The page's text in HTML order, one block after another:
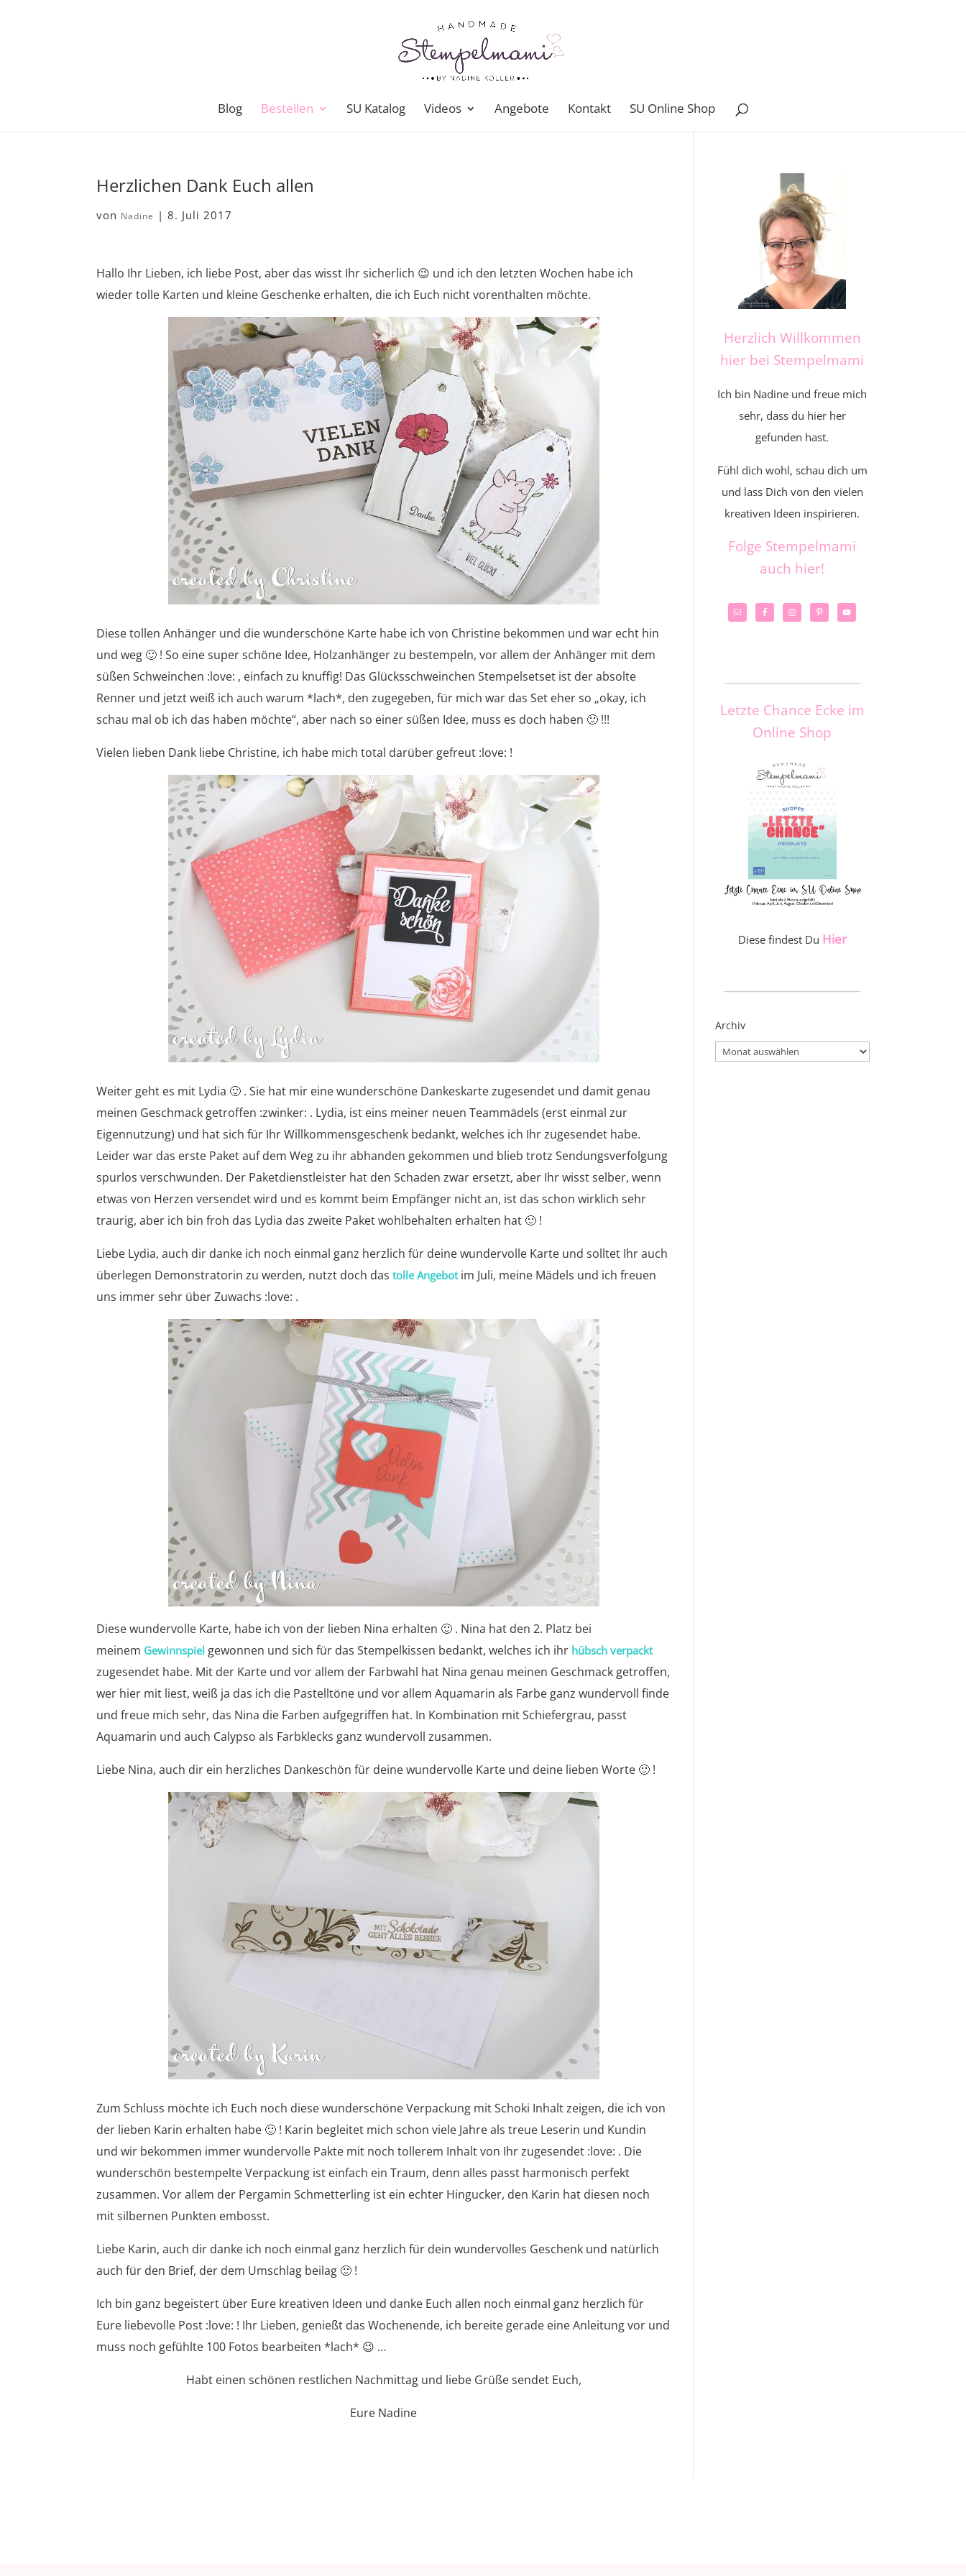
Blog Bestellen SU Katalog Videos Angebote Kontakt SU Online Shop
Herzlichen Dank Euch allen
von Nadine |8. Juli 2017
Hallo Ihr Lieben, ich liebe Post, aber das wisst Ihr sicherlich 😉 und ich den letzten Wochen habe ich
wieder tolle Karten und kleine Geschenke erhalten, die ich Euch nicht vorenthalten möchte.
Diese tollen Anhänger und die wunderschöne Karte habe ich von Christine bekommen und war echt hin
und weg 🙂 ! So eine super schöne Idee, Holzanhänger zu bestempeln, vor allem der Anhänger mit dem
süßen Schweinchen :love: , einfach zu knuffig! Das Glücksschweinchen Stempelsetset ist der absolte
Renner und jetzt weiß ich auch warum *lach*, den zugegeben, für mich war das Set eher so „okay, ich
schau mal ob ich das haben möchte“, aber nach so einer süßen Idee, muss es doch haben 🙂 !!!
Vielen lieben Dank liebe Christine, ich habe mich total darüber gefreut :love: !
Weiter geht es mit Lydia 🙂 . Sie hat mir eine wunderschöne Dankeskarte zugesendet und damit genau
meinen Geschmack getroffen :zwinker: . Lydia, ist eins meiner neuen Teammädels (erst einmal zur
Eigennutzung) und hat sich für Ihr Willkommensgeschenk bedankt, welches ich Ihr zugesendet habe.
Leider war das erste Paket auf dem Weg zu ihr abhanden gekommen und blieb trotz Sendungsverfolgung
spurlos verschwunden. Der Paketdienstleister hat den Schaden zwar ersetzt, aber Ihr wisst selber, wenn
etwas von Herzen versendet wird und es kommt beim Empfänger nicht an, ist das schon wirklich sehr
traurig, aber ich bin froh das Lydia das zweite Paket wohlbehalten erhalten hat 🙂 !
Liebe Lydia, auch dir danke ich noch einmal ganz herzlich für deine wundervolle Karte und solltet Ihr auch
überlegen Demonstratorin zu werden, nutzt doch dastolle Angebotim Juli, meine Mädels und ich freuen
uns immer sehr über Zuwachs :love: .
Diese wundervolle Karte, habe ich von der lieben Nina erhalten 🙂 . Nina hat den 2. Platz bei
meinem Gewinnspiel gewonnen und sich für das Stempelkissen bedankt, welches ich ihr hübsch verpackt
zugesendet habe. Mit der Karte und vor allem der Farbwahl hat Nina genau meinen Geschmack getroffen,
wer hier mit liest, weiß ja das ich die Pastelltöne und vor allem Aquamarin als Farbe ganz wundervoll finde
und freue mich sehr, das Nina die Farben aufgegriffen hat. In Kombination mit Schiefergrau, passt
Aquamarin und auch Calypso als Farbklecks ganz wundervoll zusammen.
Liebe Nina, auch dir ein herzliches Dankeschön für deine wundervolle Karte und deine lieben Worte 🙂 !
Zum Schluss möchte ich Euch noch diese wunderschöne Verpackung mit Schoki Inhalt zeigen, die ich von
der lieben Karin erhalten habe 🙂 ! Karin begleitet mich schon viele Jahre als treue Leserin und Kundin
und wir bekommen immer wundervolle Pakte mit noch tollerem Inhalt von Ihr zugesendet :love: . Die
wunderschön bestempelte Verpackung ist einfach ein Traum, denn alles passt harmonisch perfekt
zusammen. Vor allem der Pergamin Schmetterling ist ein echter Hingucker, den Karin hat diesen noch
mit silbernen Punkten embosst.
Liebe Karin, auch dir danke ich noch einmal ganz herzlich für dein wundervolles Geschenk und natürlich
auch für den Brief, der dem Umschlag beilag 🙂 !
Ich bin ganz begeistert über Eure kreativen Ideen und danke Euch allen noch einmal ganz herzlich für
Eure liebevolle Post :love: ! Ihr Lieben, genießt das Wochenende, ich bereite gerade eine Anleitung vor und
muss noch gefühlte 100 Fotos bearbeiten *lach* 😉 …
Habt einen schönen restlichen Nachmittag und liebe Grüße sendet Euch,
Eure Nadine
Herzlich Willkommen
hier bei Stempelmami
Ich bin Nadine und freue mich
sehr, dass du hier her
gefunden hast.
Fühl dich wohl, schau dich um
und lass Dich von den vielen
kreativen Ideen inspirieren.
Folge Stempelmami
auch hier!
Letzte Chance Ecke im
Online Shop
Diese findest Du Hier
Archiv
Archiv